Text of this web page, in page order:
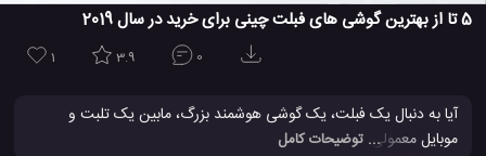
5 تا از بهترین گوشی های فبلت چینی برای خرید در سال 2019
1 3.9 0
آیا به دنبال یک فبلت، یک گوشی هوشمند بزرگ، مابین یک تلبت و
... توضیحات کامل